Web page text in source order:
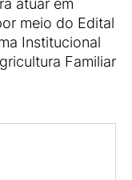
atuar em
meio do Edital
Institucional
Familiar